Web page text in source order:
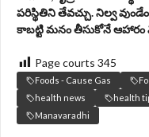
పరిస్థితిని తేవచ్చు. నిల్వ
కాబట్టి మనం తీసుకోనే ఆహారం
Page courts 345
Foods - Cause Gas
health news
health
Manavaradhi